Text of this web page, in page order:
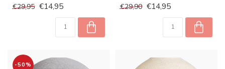
€29,95 €14,95
€29,90 €14,95
-50%